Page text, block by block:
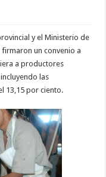
y el Ministerio de
firmaron un convenio a
a productores
las
13,15 por ciento.